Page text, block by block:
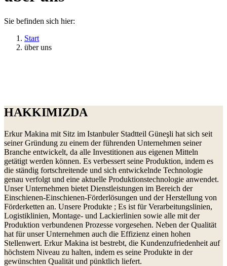
Sie befinden sich hier:
Start
über uns
HAKKIMIZDA
Erkur Makina mit Sitz im Istanbuler Stadtteil Güneşli hat sich seit
seiner Gründung zu einem der führenden Unternehmen seiner
Branche entwickelt, da alle Investitionen aus eigenen Mitteln
getätigt werden können. Es verbessert seine Produktion, indem es
die ständig fortschreitende und sich entwickelnde Technologie
genau verfolgt und eine aktuelle Produktionstechnologie anwendet.
Unser Unternehmen bietet Dienstleistungen im Bereich der
Einschienen-Einschienen-Förderlösungen und der Herstellung von
Förderketten an. Unsere Produkte ; Es ist für Verarbeitungslinien,
Logistiklinien, Montage- und Lackierlinien sowie alle mit der
Produktion verbundenen Prozesse vorgesehen. Neben der Qualität
hat für unser Unternehmen auch die Effizienz einen hohen
Stellenwert. Erkur Makina ist bestrebt, die Kundenzufriedenheit auf
höchstem Niveau zu halten, indem es seine Produkte in der
gewünschten Qualität und pünktlich liefert.